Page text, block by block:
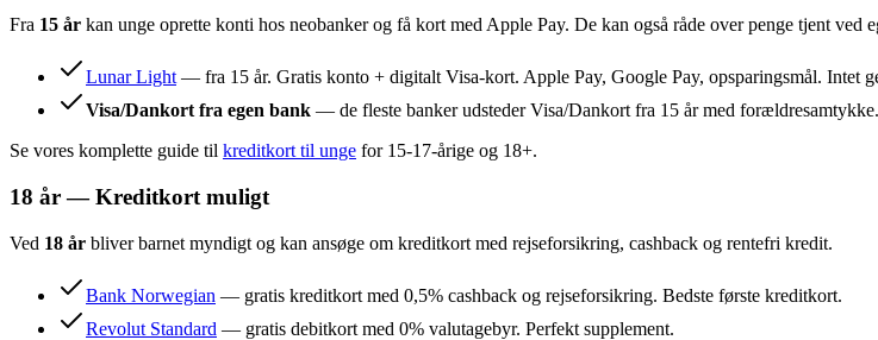
Fra 15 år kan unge oprette konti hos neobanker og få kort med Apple Pay. De kan også råde over penge tjent ved
Lunar Light — fra 15 år. Gratis konto + digitalt Visa-kort. Apple Pay, Google Pay, opsparingsmål. Intet
Visa/Dankort fra egen bank — de fleste banker udsteder Visa/Dankort fra 15 år med forældresamtykke.
Se vores komplette guide til kreditkort til unge for 15-17-årige og 18+.
18 år — Kreditkort muligt
Ved 18 år bliver barnet myndigt og kan ansøge om kreditkort med rejseforsikring, cashback og rentefri kredit.
Bank Norwegian — gratis kreditkort med 0,5% cashback og rejseforsikring. Bedste første kreditkort.
Revolut Standard — gratis debitkort med 0% valutagebyr. Perfekt supplement.